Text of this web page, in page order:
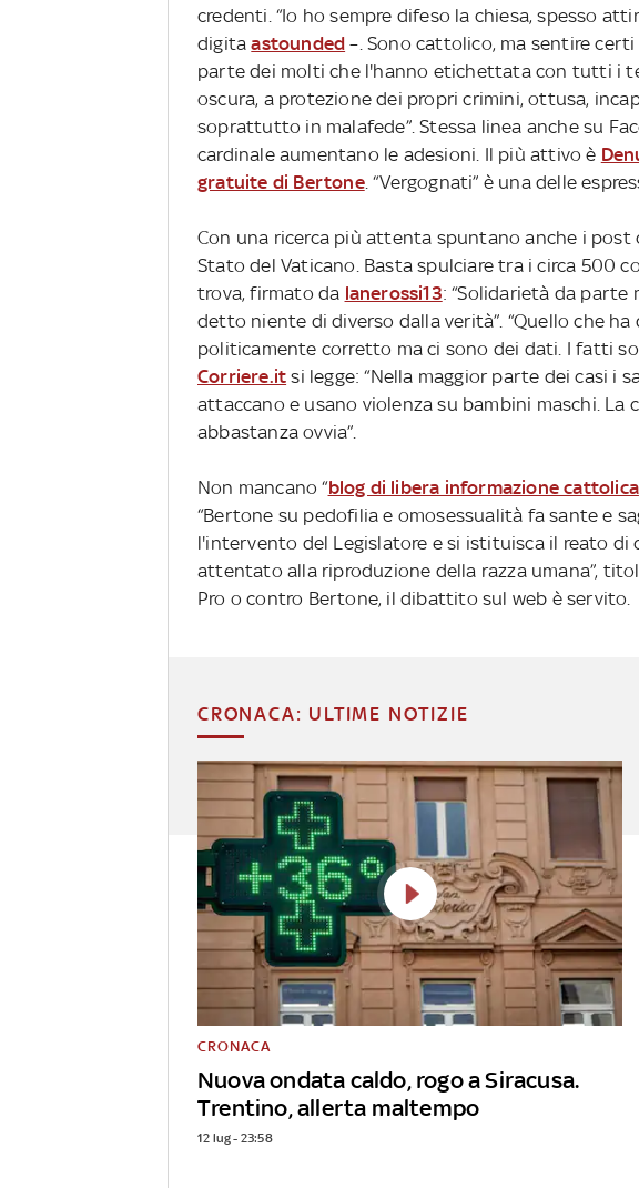
credenti. “Io ho sempre difeso la chiesa, spesso
digitaastounded –. Sono cattolico, ma sentire
parte dei molti che l'hanno etichettata con tutti i
oscura, a protezione dei propri crimini, ottusa,
soprattutto in malafede”. Stessa linea anche su
cardinale aumentano le adesioni. Il più attivo è
gratuite di Bertone. “Vergognati” è una delle
Con una ricerca più attenta spuntano anche i post
Stato del Vaticano. Basta spulciare tra i circa 500
trova, firmato da lanerossi13: “Solidarietà da parte
detto niente di diverso dalla verità”. “Quello che
politicamente corretto ma ci sono dei dati. I fatti
Corriere.it si legge: “Nella maggior parte dei casi i
attaccano e usano violenza su bambini maschi. La
abbastanza ovvia”.
Non mancano “blog di libera informazione cattolica
“Bertone su pedofilia e omosessualità fa sante e
l'intervento del Legislatore e si istituisca il reato di
attentato alla riproduzione della razza umana”,
Pro o contro Bertone, il dibattito sul web è servito.
CRONACA: ULTIME NOTIZIE
Nuova ondata caldo, rogo a Siracusa.
Trentino, allerta maltempo
CRONACA
12 lug - 23:58